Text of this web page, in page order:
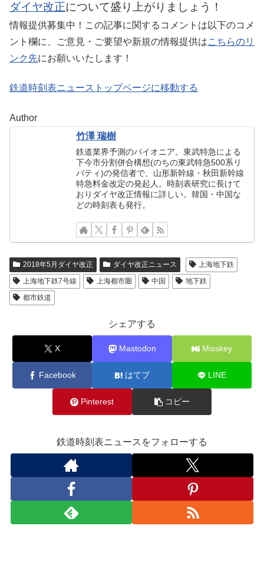
ダイヤ改正について盛り上がりましょう！
情報提供募集中！この記事に関するコメントは以下のコメ
ント欄に、ご意見・ご要望や新規の情報提供はこちらのリ
ンク先にお願いいたします！
鉄道時刻表ニューストップページに移動する
Author
竹澤 瑞樹
鉄道業界予測のパイオニア。東武特急による
下今市分割併合構想(のちの東武特急500系リ
バティ)の発信者で、山形新幹線・秋田新幹線
特急料金改定の発起人。時刻表研究に長けて
おりダイヤ改正情報に詳しい。韓国・中国な
どの時刻表も発行。
2018年5月ダイヤ改正 ダイヤ改正ニュース
上海地下鉄
上海地下鉄7号線
上海都市圏 中国
地下鉄
都市鉄道
シェアする
X Mastodon Misskey
Facebook はてブ LINE
Pinterest コピー
鉄道時刻表ニュースをフォローする